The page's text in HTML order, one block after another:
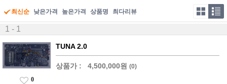
최신순 낮은가격 높은가격 상품명 최다리뷰
1 - 1
TUNA 2.0
상품가 : 4,500,000원 (0)
0